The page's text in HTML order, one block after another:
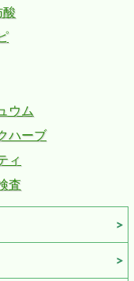
酸
ウム
ハーブ
ィ
査